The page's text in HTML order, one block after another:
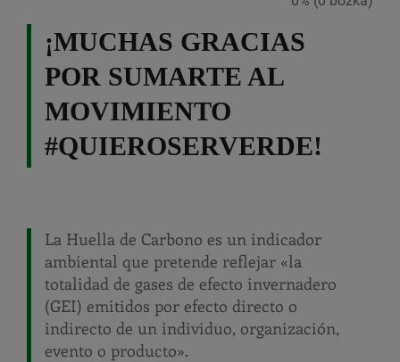
¡MUCHAS GRACIAS
POR SUMARTE AL
MOVIMIENTO
#QUIEROSERVERDE!
La Huella de Carbono es un indicador
ambiental que pretende reflejar «la
totalidad de gases de efecto invernadero
(GEI) emitidos por efecto directo o
indirecto de un individuo, organización,
evento o producto».